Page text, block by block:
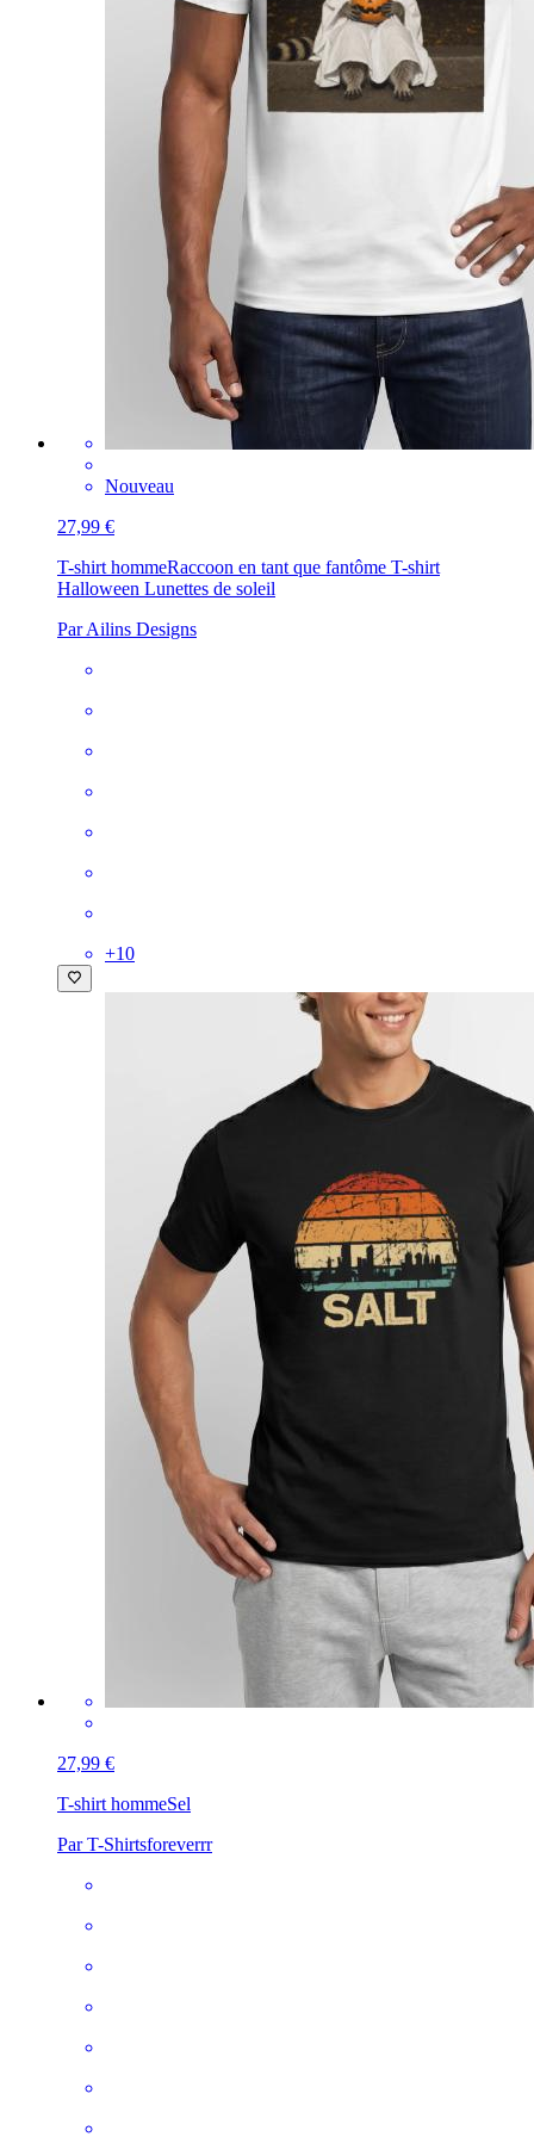
Nouveau
27,99 €
T-shirt hommeRaccoon en tant que fantôme T-shirt
Halloween Lunettes de soleil
Par Ailins Designs
+10
27,99 €
T-shirt hommeSel
Par T-Shirtsforeverrr